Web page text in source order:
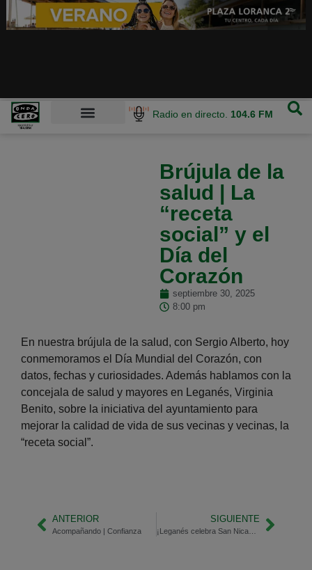
Radio en directo. 104.6 FM
Brújula de la
salud | La
“receta
social” y el
Día del
Corazón
septiembre 30, 2025
8:00 pm
En nuestra brújula de la salud, con Sergio Alberto, hoy
conmemoramos el Día Mundial del Corazón, con
datos, fechas y curiosidades. Además hablamos con la
concejala de salud y mayores en Leganés, Virginia
Benito, sobre la iniciativa del ayuntamiento para
mejorar la calidad de vida de sus vecinas y vecinas, la
“receta social”.
ANTERIOR
Acompañando | Confianza
SIGUIENTE
¡Leganés celebra San Nicasio!